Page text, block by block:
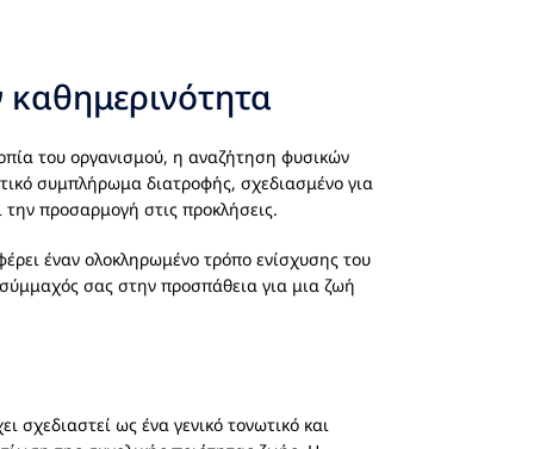
του οργανισμού, η αναζήτηση φυσικών
συμπλήρωμα διατροφής, σχεδιασμένο για
προσαρμογή στις προκλήσεις.
έναν ολοκληρωμένο τρόπο ενίσχυσης του
σύμμαχός σας στην προσπάθεια για μια ζωή
σχεδιαστεί ως ένα γενικό τονωτικό και